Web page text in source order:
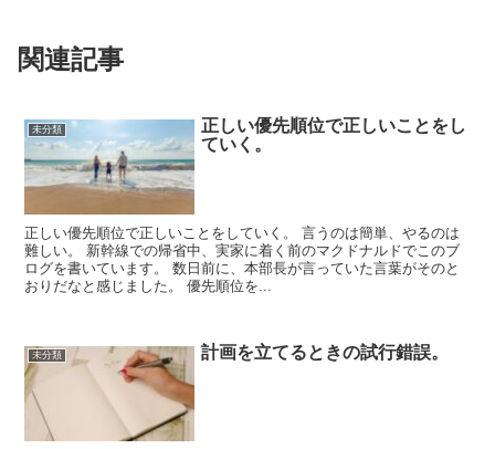
関連記事
未分類
正しい優先順位で正しいことをし
ていく。
正しい優先順位で正しいことをしていく。 言うのは簡単、やるのは
難しい。 新幹線での帰省中、実家に着く前のマクドナルドでこのブ
ログを書いています。 数日前に、本部長が言っていた言葉がそのと
おりだなと感じました。 優先順位を...
未分類 計画を立てるときの試行錯誤。